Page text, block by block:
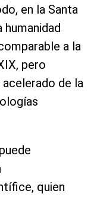
en la Santa
humanidad
a la
pero
de la
quien